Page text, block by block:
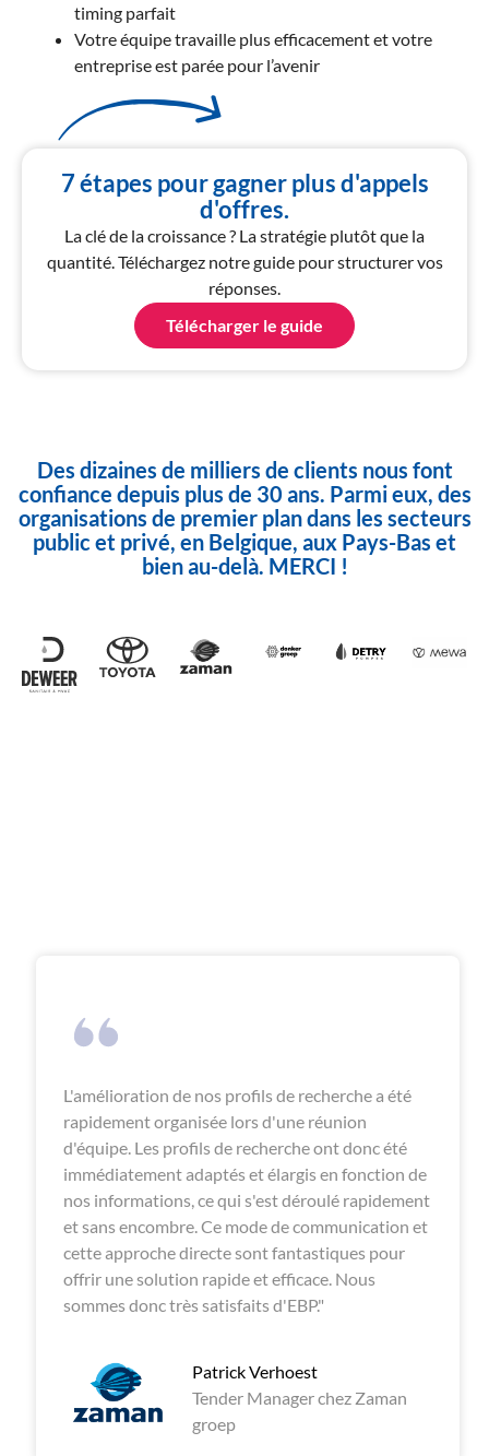
timing parfait
Votre équipe travaille plus efficacement et votre
entreprise est parée pour l’avenir
7 étapes pour gagner plus d'appels
d'offres.
La clé de la croissance ? La stratégie plutôt que la
quantité. Téléchargez notre guide pour structurer vos
réponses.
Télécharger le guide
Des dizaines de milliers de clients nous font
confiance depuis plus de 30 ans. Parmi eux, des
organisations de premier plan dans les secteurs
public et privé, en Belgique, aux Pays-Bas et
bien au-delà. MERCI !
Patrick Verhoest
Tender Manager chez Zaman
groep
L'amélioration de nos profils de recherche a été
rapidement organisée lors d'une réunion
d'équipe. Les profils de recherche ont donc été
immédiatement adaptés et élargis en fonction de
nos informations, ce qui s'est déroulé rapidement
et sans encombre. Ce mode de communication et
cette approche directe sont fantastiques pour
offrir une solution rapide et efficace. Nous
sommes donc très satisfaits d'EBP."